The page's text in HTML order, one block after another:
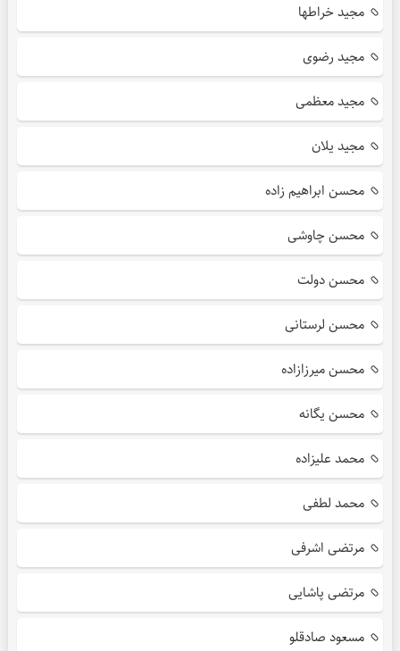
مجید خراطها
مجید رضوی
مجید معظمی
مجید یلان
محسن ابراهیم زاده
محسن چاوشی
محسن دولت
محسن لرستانی
محسن میرزازاده
محسن یگانه
محمد علیزاده
محمد لطفی
مرتضی اشرفی
مرتضی پاشایی
مسعود صادقلو